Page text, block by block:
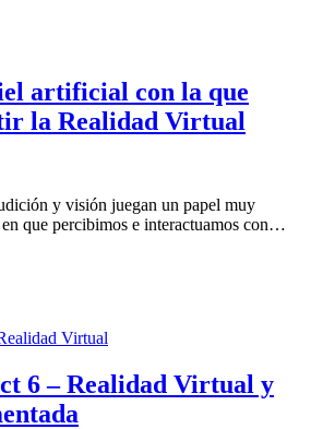
artificial con la que
la Realidad Virtual
y visión juegan un papel muy
que percibimos e interactuamos con…
Virtual
6 – Realidad Virtual y